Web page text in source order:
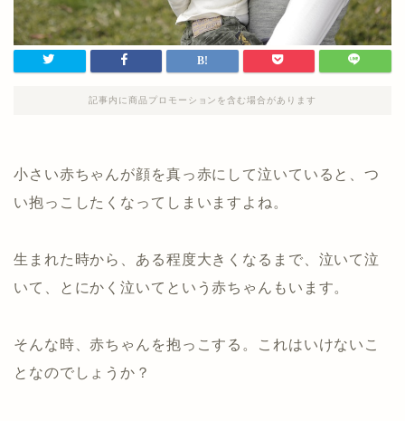
記事内に商品プロモーションを含む場合があります
小さい赤ちゃんが顔を真っ赤にして泣いていると、つ
い抱っこしたくなってしまいますよね。
生まれた時から、ある程度大きくなるまで、泣いて泣
いて、とにかく泣いてという赤ちゃんもいます。
そんな時、赤ちゃんを抱っこする。これはいけないこ
となのでしょうか？